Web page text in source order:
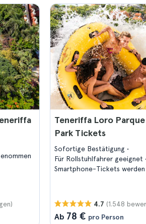
Teneriffa Loro Parque
Park Tickets
Sofortige Bestätigung
Für Rollstuhlfahrer geeignet
Smartphone-Tickets werden
4.7 (1.548
Ab 78 € pro Person